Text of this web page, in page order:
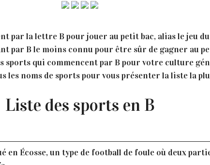
par la lettre B pour jouer au petit bac, alias le jeu
par B le moins connu pour être sûr de gagner au
sports qui commencent par B pour votre culture
les noms de sports pour vous présenter la liste la
Liste des sports en B
en Écosse, un type de football de foule où deux